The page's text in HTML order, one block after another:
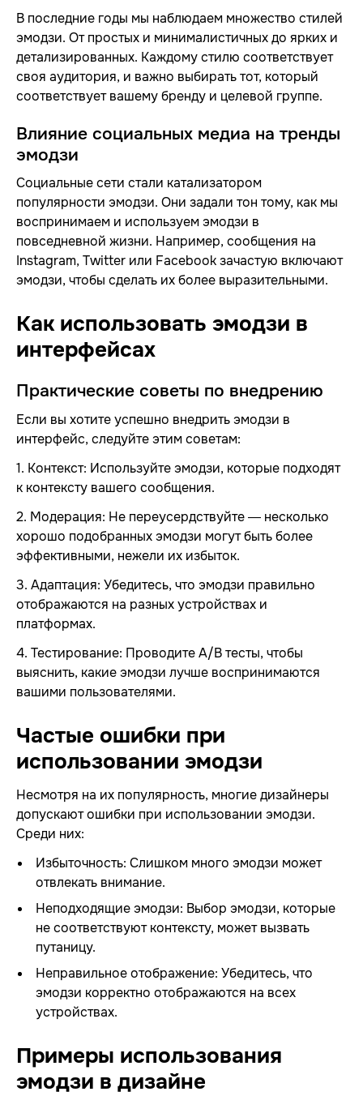
В последние годы мы наблюдаем множество стилей
эмодзи. От простых и минималистичных до ярких и
детализированных. Каждому стилю соответствует
своя аудитория, и важно выбирать тот, который
соответствует вашему бренду и целевой группе.
Влияние социальных медиа на тренды
эмодзи
Социальные сети стали катализатором
популярности эмодзи. Они задали тон тому, как мы
воспринимаем и используем эмодзи в
повседневной жизни. Например, сообщения на
Instagram, Twitter или Facebook зачастую включают
эмодзи, чтобы сделать их более выразительными.
Как использовать эмодзи в
интерфейсах
Практические советы по внедрению
Если вы хотите успешно внедрить эмодзи в
интерфейс, следуйте этим советам:
1. Контекст: Используйте эмодзи, которые подходят
к контексту вашего сообщения.
2. Модерация: Не переусердствуйте — несколько
хорошо подобранных эмодзи могут быть более
эффективными, нежели их избыток.
3. Адаптация: Убедитесь, что эмодзи правильно
отображаются на разных устройствах и
платформах.
4. Тестирование: Проводите A/B тесты, чтобы
выяснить, какие эмодзи лучше воспринимаются
вашими пользователями.
Частые ошибки при
использовании эмодзи
Несмотря на их популярность, многие дизайнеры
допускают ошибки при использовании эмодзи.
Среди них:
Избыточность: Слишком много эмодзи может
отвлекать внимание.
Неподходящие эмодзи: Выбор эмодзи, которые
не соответствуют контексту, может вызвать
путаницу.
Неправильное отображение: Убедитесь, что
эмодзи корректно отображаются на всех
устройствах.
Примеры использования
эмодзи в дизайне